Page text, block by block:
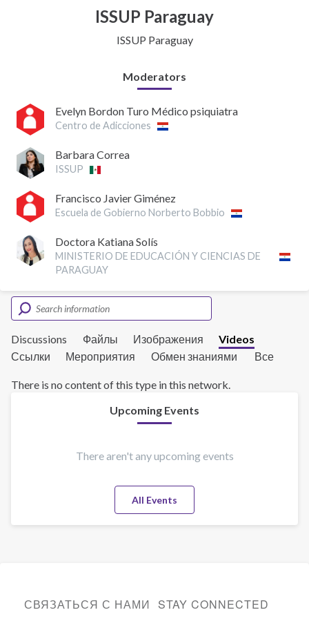
ISSUP Paraguay
ISSUP Paraguay
Moderators
Evelyn Bordon Turo Médico psiquiatra
Centro de Adicciones
Barbara Correa
ISSUP
Francisco Javier Giménez
Escuela de Gobierno Norberto Bobbio
Doctora Katiana Solís
MINISTERIO DE EDUCACIÓN Y CIENCIAS DE
PARAGUAY
Discussions Файлы Изображения
Videos
Ссылки
Мероприятия Обмен знаниями Все
There is no content of this type in this network.
Upcoming Events
There aren't any upcoming events
All Events
СВЯЗАТЬСЯ С НАМИ STAY CONNECTED